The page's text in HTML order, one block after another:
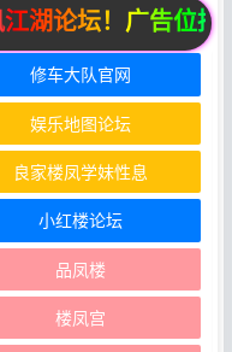
湖论坛！广告位招
修车大队官网
娱乐地图论坛
良家楼凤学妹性息
小红楼论坛
品凤楼
楼凤宫